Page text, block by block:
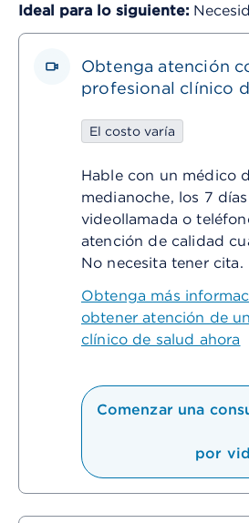
Ideal para lo siguiente:
Obtenga atención
profesional clínico
El costo varía
Hable con un médico
medianoche, los 7
videollamada o
atención de calidad
No necesita tener cita.
Obtenga más
obtener atención de
clínico de salud ahora
Comenzar una
por